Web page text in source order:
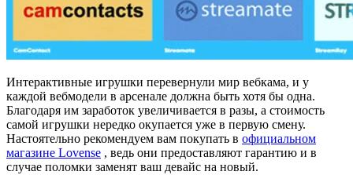
Интерактивные игрушки перевернули мир вебкама, и у
каждой вебмодели в арсенале должна быть хотя бы одна.
Благодаря им заработок увеличивается в разы, а стоимость
самой игрушки нередко окупается уже в первую смену.
Настоятельно рекомендуем вам покупать в официальном
магазине Lovense , ведь они предоставляют гарантию и в
случае поломки заменят ваш девайс на новый.